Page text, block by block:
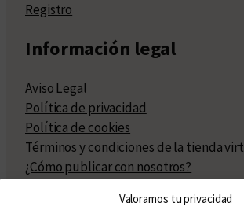
Valoramos tu privacidad
Registro
Información legal
Aviso Legal
Política de privacidad
Política de cookies
Términos y condiciones de la tienda
¿Cómo publicar con nosotros?
Políticas de publicación